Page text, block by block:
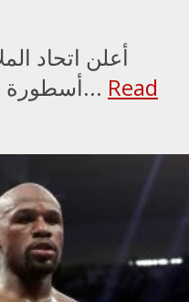
أعلن اتحاد
أسطورة الفنون القتالية المختلطة... Read